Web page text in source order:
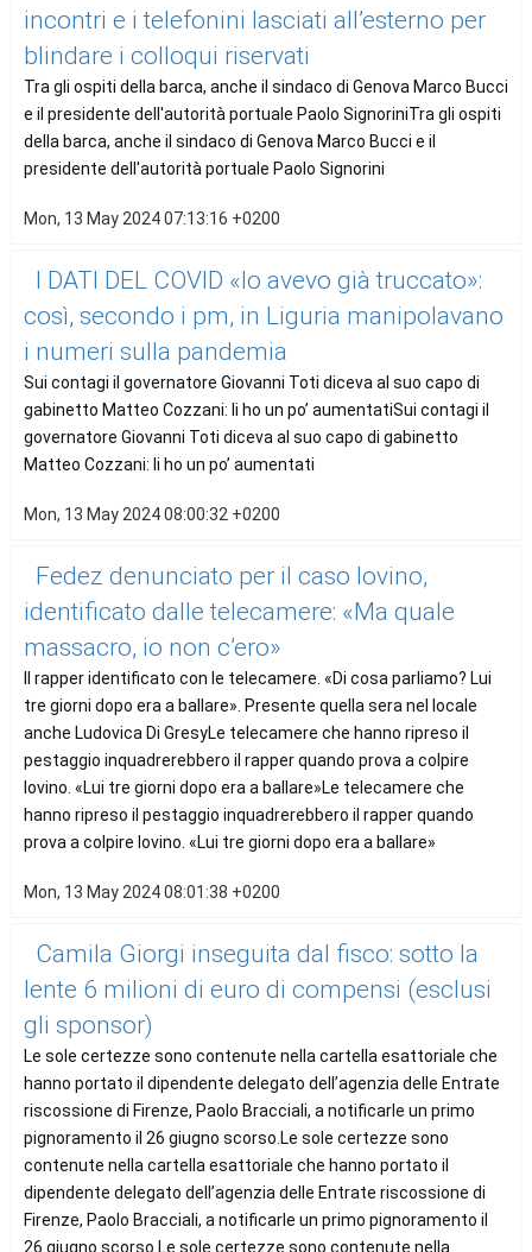
incontri e i telefonini lasciati all’esterno per
blindare i colloqui riservati
Tra gli ospiti della barca, anche il sindaco di Genova Marco Bucci
e il presidente dell'autorità portuale Paolo SignoriniTra gli ospiti
della barca, anche il sindaco di Genova Marco Bucci e il
presidente dell'autorità portuale Paolo Signorini
Mon, 13 May 2024 07:13:16 +0200
I DATI DEL COVID «Io avevo già truccato»:
così, secondo i pm, in Liguria manipolavano
i numeri sulla pandemia
Sui contagi il governatore Giovanni Toti diceva al suo capo di
gabinetto Matteo Cozzani: li ho un po’ aumentatiSui contagi il
governatore Giovanni Toti diceva al suo capo di gabinetto
Matteo Cozzani: li ho un po’ aumentati
Mon, 13 May 2024 08:00:32 +0200
Fedez denunciato per il caso Iovino,
identificato dalle telecamere: «Ma quale
massacro, io non c’ero»
Il rapper identificato con le telecamere. «Di cosa parliamo? Lui
tre giorni dopo era a ballare». Presente quella sera nel locale
anche Ludovica Di GresyLe telecamere che hanno ripreso il
pestaggio inquadrerebbero il rapper quando prova a colpire
Iovino. «Lui tre giorni dopo era a ballare»Le telecamere che
hanno ripreso il pestaggio inquadrerebbero il rapper quando
prova a colpire Iovino. «Lui tre giorni dopo era a ballare»
Mon, 13 May 2024 08:01:38 +0200
Camila Giorgi inseguita dal fisco: sotto la
lente 6 milioni di euro di compensi (esclusi
gli sponsor)
Le sole certezze sono contenute nella cartella esattoriale che
hanno portato il dipendente delegato dell’agenzia delle Entrate
riscossione di Firenze, Paolo Bracciali, a notificarle un primo
pignoramento il 26 giugno scorso.Le sole certezze sono
contenute nella cartella esattoriale che hanno portato il
dipendente delegato dell’agenzia delle Entrate riscossione di
Firenze, Paolo Bracciali, a notificarle un primo pignoramento il
26 giugno scorso.Le sole certezze sono contenute nella